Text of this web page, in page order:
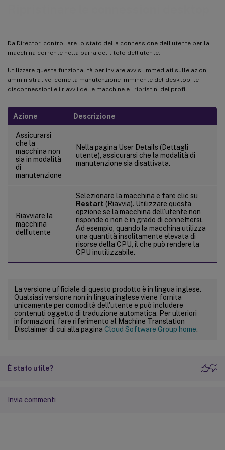
Da Director, controllare lo stato della connessione dell’utente per la
macchina corrente nella barra del titolo dell’utente.
Utilizzare questa funzionalità per inviare avvisi immediati sulle azioni
amministrative, come la manutenzione imminente del desktop, le
disconnessioni e i riavvii delle macchine e i ripristini dei profili.
Azione Descrizione
Assicurarsi
che la
macchina non
sia in modalità
di
manutenzione
Nella pagina User Details (Dettagli
utente), assicurarsi che la modalità di
manutenzione sia disattivata.
Riavviare la
macchina
dell’utente
Selezionare la macchina e fare clic su
Restart (Riavvia). Utilizzare questa
opzione se la macchina dell’utente non
risponde o non è in grado di connettersi.
Ad esempio, quando la macchina utilizza
una quantità insolitamente elevata di
risorse della CPU, il che può rendere la
CPU inutilizzabile.
La versione ufficiale di questo prodotto è in lingua inglese.
Qualsiasi versione non in lingua inglese viene fornita
unicamente per comodità dell'utente e può includere
contenuti oggetto di traduzione automatica. Per ulteriori
informazioni, fare riferimento al Machine Translation
Disclaimer di cui alla pagina Cloud Software Group home.
È stato utile?
Invia commenti